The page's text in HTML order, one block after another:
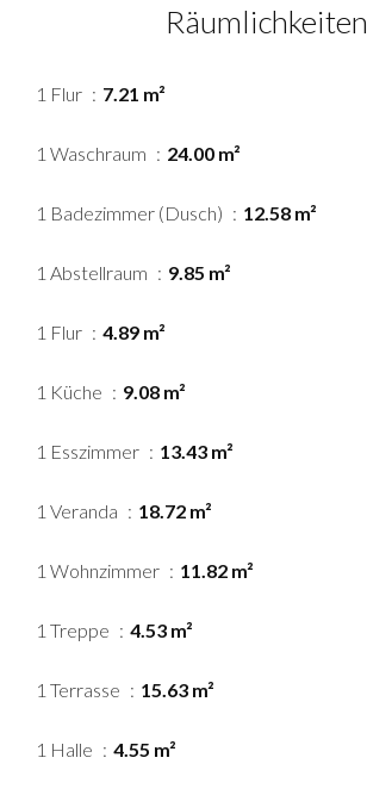
Räumlichkeiten
1 Flur 7.21 m²
1 Waschraum 24.00 m²
1 Badezimmer (Dusch) 12.58 m²
1 Abstellraum 9.85 m²
1 Flur 4.89 m²
1 Küche 9.08 m²
1 Esszimmer 13.43 m²
1 Veranda 18.72 m²
1 Wohnzimmer 11.82 m²
1 Treppe 4.53 m²
1 Terrasse 15.63 m²
1 Halle 4.55 m²